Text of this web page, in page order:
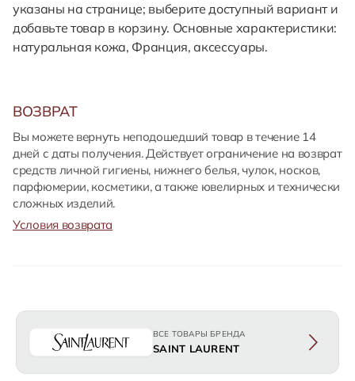
указаны на странице; выберите доступный вариант и
добавьте товар в корзину. Основные характеристики:
натуральная кожа, Франция, аксессуары.
ВОЗВРАТ
Вы можете вернуть неподошедший товар в течение 14
дней с даты получения. Действует ограничение на возврат
средств личной гигиены, нижнего белья, чулок, носков,
парфюмерии, косметики, а также ювелирных и технически
сложных изделий.
Условия возврата
ВСЕ ТОВАРЫ БРЕНДА
SAINT LAURENT